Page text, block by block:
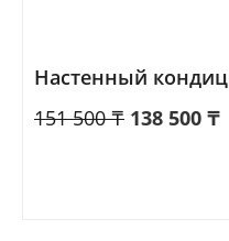
Настенный
151 500 ₸ 138 500 ₸